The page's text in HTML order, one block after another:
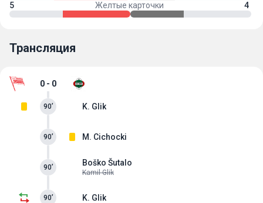
5
Желтые карточки 4
Трансляция
0 - 0
K. Glik
90’
Boško Šutalo
Kamil Glik
90’
90’ M. Cichocki
K. Glik
90’